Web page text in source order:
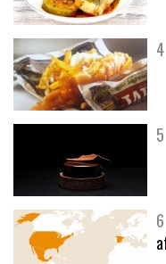
4
5
6